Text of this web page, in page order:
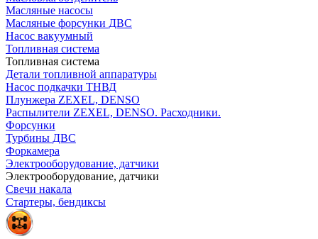
Масляные насосы
Масляные форсунки ДВС
Насос вакуумный
Топливная система
Топливная система
Детали топливной аппаратуры
Насос подкачки ТНВД
Плунжера ZEXEL, DENSO
Распылители ZEXEL, DENSO. Расходники.
Форсунки
Турбины ДВС
Форкамера
Электрооборудование, датчики
Электрооборудование, датчики
Свечи накала
Стартеры, бендиксы